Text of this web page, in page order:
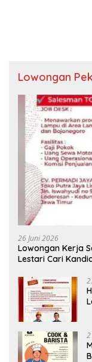
Lowongan
26 Juni 2026
Lowongan Kerja
Lestari Cari